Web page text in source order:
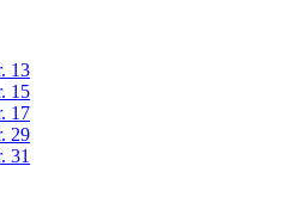
13
15
17
29
31